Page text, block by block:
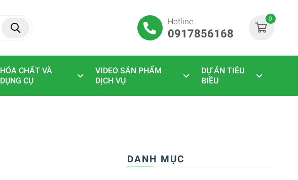
Hotline
0917856168
0
HÓA CHẤT VÀ
DỤNG CỤ
VIDEO SẢN PHẨM
DỊCH VỤ
DỰ ÁN TIÊU
BIỀU
DANH MỤC